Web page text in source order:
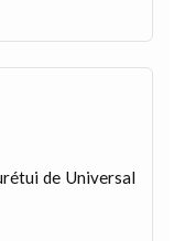
de Universal